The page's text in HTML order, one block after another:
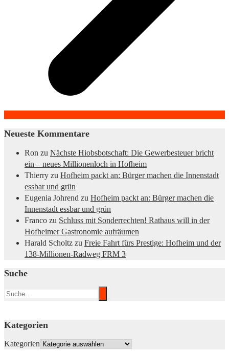
Neueste Kommentare
Ron zu Nächste Hiobsbotschaft: Die Gewerbesteuer bricht
ein – neues Millionenloch in Hofheim
Thierry zu Hofheim packt an: Bürger machen die Innenstadt
essbar und grün
Eugenia Johrend zu Hofheim packt an: Bürger machen die
Innenstadt essbar und grün
Franco zu Schluss mit Sonderrechten! Rathaus will in der
Hofheimer Gastronomie aufräumen
Harald Scholtz zu Freie Fahrt fürs Prestige: Hofheim und der
138-Millionen-Radweg FRM 3
Suche
Kategorien
Kategorien